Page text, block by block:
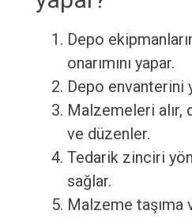
Depo
onarımını yapar.
Depo envanterini
Malzemeleri alır,
ve düzenler.
Tedarik zinciri
sağlar.
Malzeme taşıma